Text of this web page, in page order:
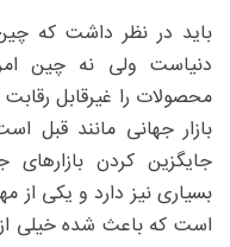
باید در نظر داشت که
دنیاست ولی نه چین
محصولات را غیرقابل
بازار جهانی مانند قبل
جایگزین کردن
بسیاری نیز دارد و یکی از
است که باعث شده خیلی از